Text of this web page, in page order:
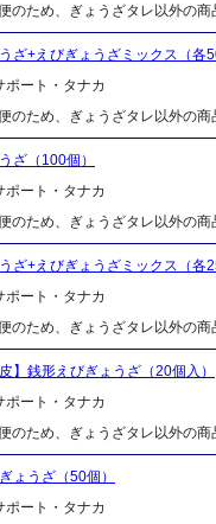
のため、ぎょうざタレ以外の商
ざ+えびぎょうざミックス（各
ート・タナカ
のため、ぎょうざタレ以外の商
ざ（100個）
ート・タナカ
のため、ぎょうざタレ以外の商
ざ+えびぎょうざミックス（各
ート・タナカ
のため、ぎょうざタレ以外の商
】銭形えびぎょうざ（20個入）
ート・タナカ
のため、ぎょうざタレ以外の商
ょうざ（50個）
ート・タナカ